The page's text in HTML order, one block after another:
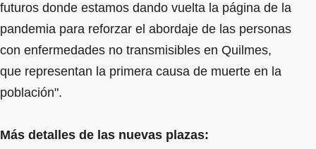
futuros donde estamos dando vuelta la página de la
pandemia para reforzar el abordaje de las personas
con enfermedades no transmisibles en Quilmes,
que representan la primera causa de muerte en la
población".
Más detalles de las nuevas plazas: